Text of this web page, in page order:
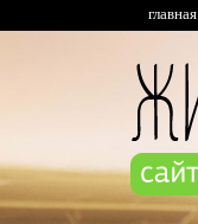
главная